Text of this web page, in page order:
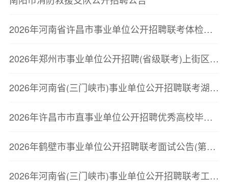
2026年河南省许昌市事业单位公开招聘联考体检结果公告
2026年郑州市事业单位公开招聘(省级联考)上街区进入考察人员名单公告
2026年河南省(三门峡市)事业单位公开招聘联考湖滨区拟聘用公告
2026年许昌市市直事业单位公开招聘优秀高校毕业生拟加分人员公示
2026年鹤壁市事业单位公开招聘联考面试公告(第二批)
2026年河南省(三门峡市)事业单位公开招聘联考工作灵宝市事业单位考试总成绩及体检有关事宜公告